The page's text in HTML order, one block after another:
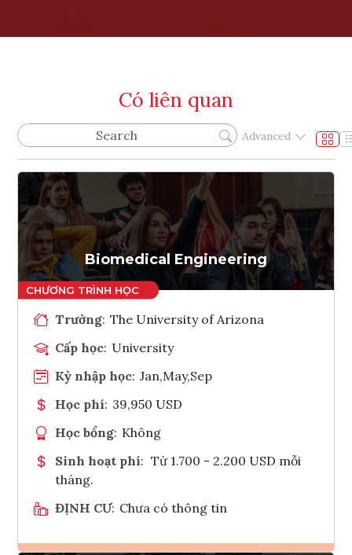
Có liên quan
Advanced
Biomedical Engineering
Trường: The University of Arizona
Cấp học: University
Kỳ nhập học: Jan,May,Sep
Học phí: 39,950 USD
Học bổng: Không
Sinh hoạt phí: Từ 1.700 - 2.200 USD mỗi
tháng.
ĐỊNH CƯ: Chưa có thông tin